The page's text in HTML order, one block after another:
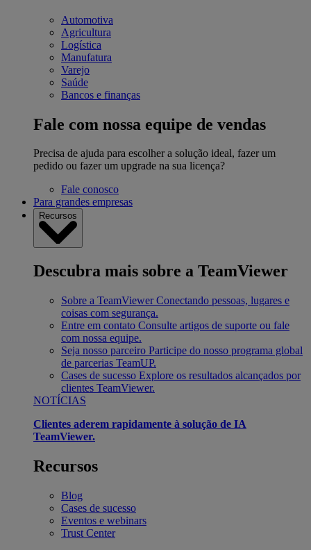
Automotiva
Agricultura
Logística
Manufatura
Varejo
Saúde
Bancos e finanças
Fale com nossa equipe de vendas
Precisa de ajuda para escolher a solução ideal, fazer um
pedido ou fazer um upgrade na sua licença?
Fale conosco
Para grandes empresas
Recursos
Descubra mais sobre a TeamViewer
Sobre a TeamViewer Conectando pessoas, lugares e
coisas com segurança.
Entre em contato Consulte artigos de suporte ou fale
com nossa equipe.
Seja nosso parceiro Participe do nosso programa global
de parcerias TeamUP.
Cases de sucesso Explore os resultados alcançados por
clientes TeamViewer.
NOTÍCIAS
Clientes aderem rapidamente à solução de IA
TeamViewer.
Recursos
Blog
Cases de sucesso
Eventos e webinars
Trust Center